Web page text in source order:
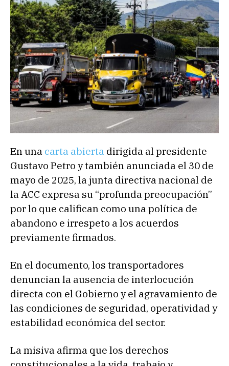
En una carta abierta dirigida al presidente
Gustavo Petro y también anunciada el 30 de
mayo de 2025, la junta directiva nacional de
la ACC expresa su “profunda preocupación”
por lo que califican como una política de
abandono e irrespeto a los acuerdos
previamente firmados.
En el documento, los transportadores
denuncian la ausencia de interlocución
directa con el Gobierno y el agravamiento de
las condiciones de seguridad, operatividad y
estabilidad económica del sector.
La misiva afirma que los derechos